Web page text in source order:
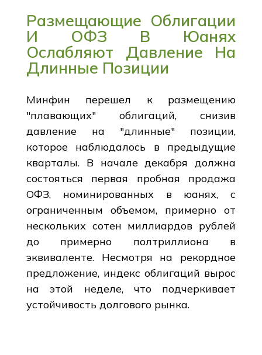
Размещающие Облигации
И ОФЗ В Юанях
Ослабляют Давление На
Длинные Позиции
Минфин перешел к размещению
"плавающих" облигаций, снизив
давление на "длинные" позиции,
которое наблюдалось в предыдущие
кварталы. В начале декабря должна
состояться первая пробная продажа
ОФЗ, номинированных в юанях, с
ограниченным объемом, примерно от
нескольких сотен миллиардов рублей
до примерно полтриллиона в
эквиваленте. Несмотря на рекордное
предложение, индекс облигаций вырос
на этой неделе, что подчеркивает
устойчивость долгового рынка.